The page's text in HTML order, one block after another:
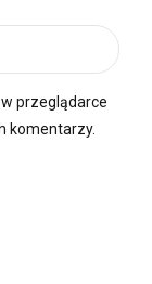
przeglądarce
komentarzy.